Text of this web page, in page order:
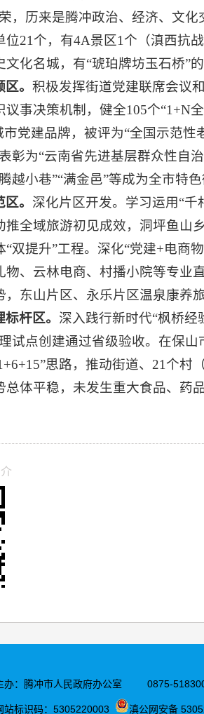
，历来是腾冲政治、经济、文
位21个，有4A景区1个（滇西抗
化名城，有“琥珀牌坊玉石桥”
区。积极发挥街道党建联席会议
议事决策机制，健全105个“1+N
市党建品牌，被评为“全国示范
彰为“云南省先进基层群众性自
越小巷”“满金邑”等成为全市特色
。 深化片区开发。学习运用“千
推全域旅游初见成效，洞坪鱼山
“双提升”工程。深化“党建+电商
物、云林电商、村播小院等专业
，东山片区、永乐片区温泉康养
杆区。 深入践行新时代“枫桥经
试点创建通过省级验收。在保
思路，推动街道、21个
总体平稳，未发生重大食品、药